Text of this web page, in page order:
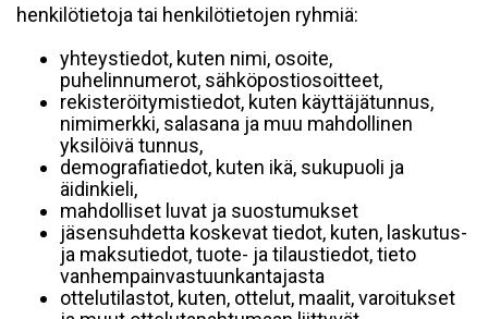
henkilötietoja tai henkilötietojen ryhmiä:
yhteystiedot, kuten nimi, osoite,
puhelinnumerot, sähköpostiosoitteet,
rekisteröitymistiedot, kuten käyttäjätunnus,
nimimerkki, salasana ja muu mahdollinen
yksilöivä tunnus,
demografiatiedot, kuten ikä, sukupuoli ja
äidinkieli,
mahdolliset luvat ja suostumukset
jäsensuhdetta koskevat tiedot, kuten, laskutus-
ja maksutiedot, tuote- ja tilaustiedot, tieto
vanhempainvastuunkantajasta
ottelutilastot, kuten, ottelut, maalit, varoitukset